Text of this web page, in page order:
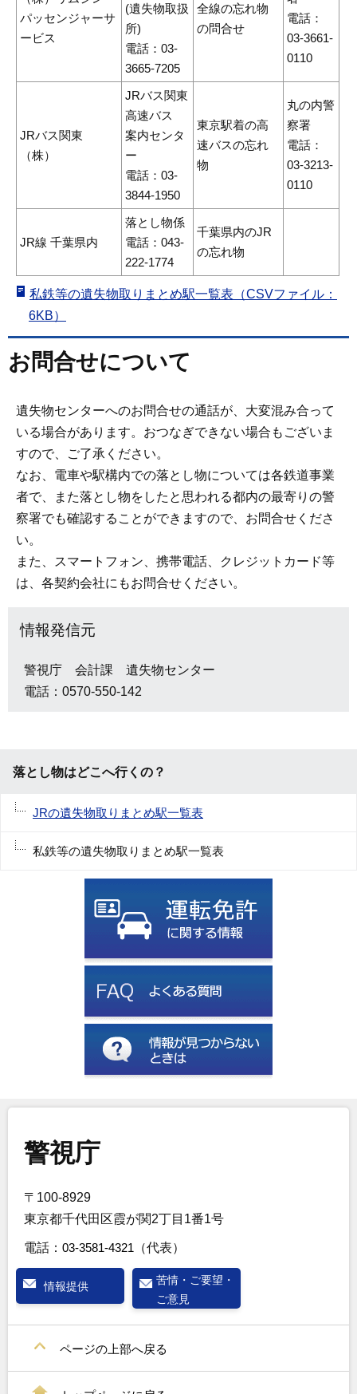
パッセンジャーサ
ービス
(遺失物取扱
所)
電話：03-
3665-7205
全線の忘れ物
の問合せ
電話：
03-3661-
0110
JRバス関東
（株）
JRバス関東
高速バス
案内センタ
ー
電話：03-
3844-1950
東京駅着の高
速バスの忘れ
物
丸の内警
察署
電話：
03-3213-
0110
JR線 千葉県内
落とし物係
電話：043-
222-1774
千葉県内のJR
の忘れ物
私鉄等の遺失物取りまとめ駅一覧表（CSVファイル：
6KB）
お問合せについて
遺失物センターへのお問合せの通話が、大変混み合って
いる場合があります。おつなぎできない場合もございま
すので、ご了承ください。
なお、電車や駅構内での落とし物については各鉄道事業
者で、また落とし物をしたと思われる都内の最寄りの警
察署でも確認することができますので、お問合せくださ
い。
また、スマートフォン、携帯電話、クレジットカード等
は、各契約会社にもお問合せください。
情報発信元
警視庁 会計課 遺失物センター
電話：0570-550-142
落とし物はどこへ行くの？
JRの遺失物取りまとめ駅一覧表
私鉄等の遺失物取りまとめ駅一覧表
警視庁
〒100-8929
東京都千代田区霞が関2丁目1番1号
電話： 03-3581-4321 （代表）
情報提供
苦情・ご要望・
ご意見
ページの上部へ戻る